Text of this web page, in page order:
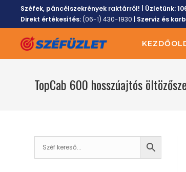
Széfek, páncélszekrények raktárról! | Üzletünk:
Direkt értékesítés:(06-1) 430-1930 | Szerviz és
TopCab 600 hosszúajtós